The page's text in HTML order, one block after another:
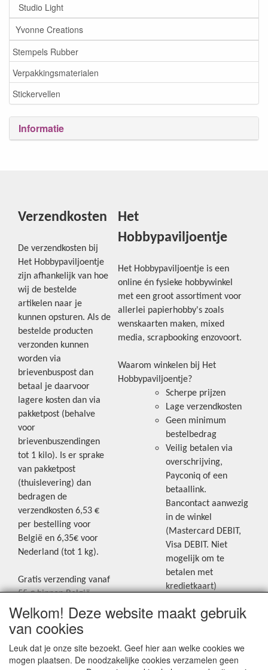
Studio Light
Yvonne Creations
Stempels Rubber
Verpakkingsmaterialen
Stickervellen
Informatie
Verzendkosten
De verzendkosten bij
Het Hobbypaviljoentje
zijn afhankelijk van hoe
wij de bestelde
artikelen naar je
kunnen opsturen. Als de
bestelde producten
verzonden kunnen
worden via
brievenbuspost dan
betaal je daarvoor
lagere kosten dan via
pakketpost (behalve
voor
brievenbuszendingen
tot 1 kilo). Is er sprake
van pakketpost
(thuislevering) dan
bedragen de
verzendkosten 6,53 €
per bestelling voor
België en 6,35€ voor
Nederland (tot 1 kg).
Gratis verzending vanaf
55 € binnen België.
Gratis verzending vanaf
65 € naar Nederland.
Levering andere
landen: geen gratis
verzending, portkosten
Het
Hobbypaviljoentje
Het Hobbypaviljoentje is een
online én fysieke hobbywinkel
met een groot assortiment voor
allerlei papierhobby's zoals
wenskaarten maken, mixed
media, scrapbooking enzovoort.
Waarom winkelen bij Het
Hobbypaviljoentje?
Scherpe prijzen
Lage verzendkosten
Geen minimum
bestelbedrag
Veilig betalen via
overschrijving,
Payconiq of een
betaallink.
Bancontact aanwezig
in de winkel
(Mastercard DEBIT,
Visa DEBIT. Niet
mogelijk om te
betalen met
kredietkaart)
Blijf op de hoogte van de laatste
onze Facebookpagina.
Welkom! Deze website maakt gebruik
van cookies
Leuk dat je onze site bezoekt. Geef hier aan welke cookies we
mogen plaatsen. De noodzakelijke cookies verzamelen geen